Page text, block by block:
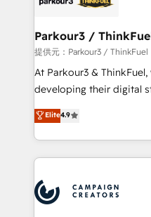
companies scale faster and
Demand generation for all your
you invest in 100% of
growth and positioning
transformation process
implement HubSpot
record of business
approach has helped
Parkour3 /
提供元：Parkour3 / ThinkFuel
At Parkour3 &
developing their digital
technologies and
sales processes to
from Strategy to
onboarding and
extensive experience
and manufacturers
Elite4.9